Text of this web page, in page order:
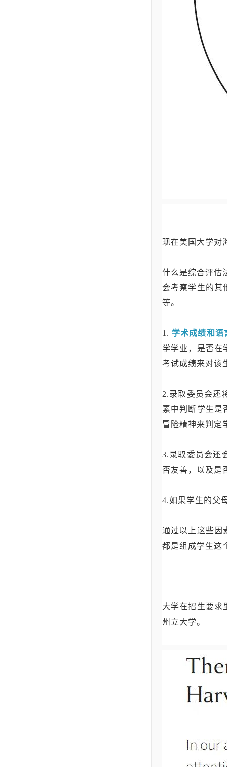
现在美国大学对
什么是综合评估
会考察学生的其
等。
1. 学术成绩和语
学学业，是否在
考试成绩来对该
2.录取委员会还
素中判断学生是
冒险精神来判定
3.录取委员会还
否友善，以及是
4.如果学生的父
通过以上这些因
都是组成学生这
大学在招生要求
州立大学。